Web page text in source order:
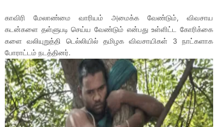
காவிரி மேலாண்மை வாரியம் அமைக்க வேண்டும், விவசாய
கடன்களை தள்ளுபடி செய்ய வேண்டும் என்பது உள்ளிட்ட கோரிக்கை
களை வலியுறுத்தி டெல்லியில் தமிழக விவசாயிகள் 3 நாட்களாக
போராட்டம் நடத்தினர்.